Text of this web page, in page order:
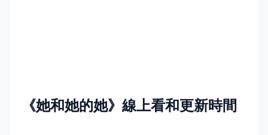
《她和她的她》線上看和更新時間